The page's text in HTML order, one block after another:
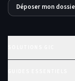
Déposer mon